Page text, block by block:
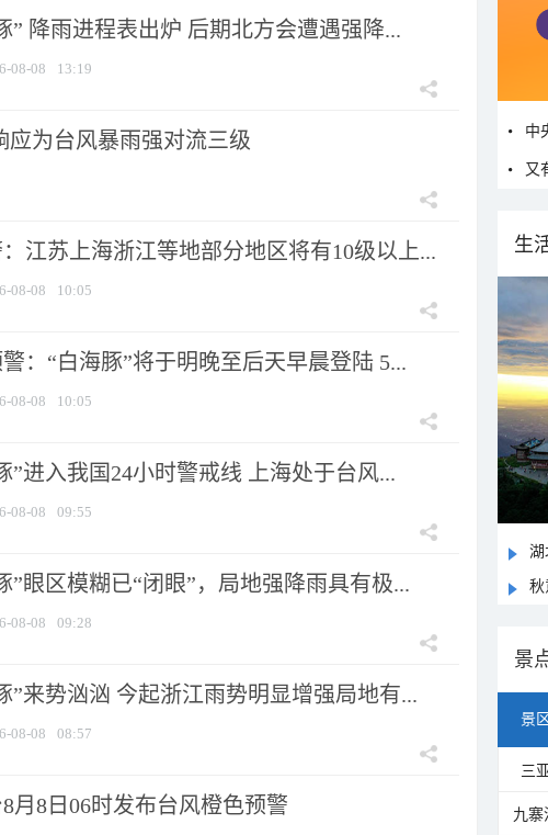
” 降雨进程表出炉 后期北方会遭遇强降...
08-08 13:19
应为台风暴雨强对流三级
江苏上海浙江等地部分地区将有10级以上...
08-08 10:05
：“白海豚”将于明晚至后天早晨登陆 5...
08-08 10:05
”进入我国24小时警戒线 上海处于台风...
08-08 09:55
”眼区模糊已“闭眼”，局地强降雨具有极...
08-08 09:28
”来势汹汹 今起浙江雨势明显增强局地有...
08-08 08:57
月8日06时发布台风橙色预警
又
生
湖
秋
景
景区
三
九寨